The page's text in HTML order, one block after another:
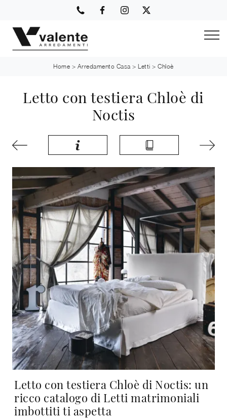
Home > Arredamento Casa >Letti >Chloè
Letto con testiera Chloè di
Noctis
Letto con testiera Chloè di Noctis: un
ricco catalogo di Letti matrimoniali
imbottiti ti aspetta